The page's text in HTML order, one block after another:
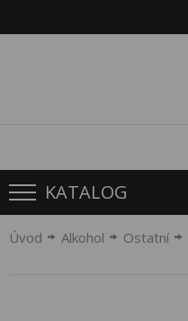
KATALOG
Úvod Alkohol Ostatní